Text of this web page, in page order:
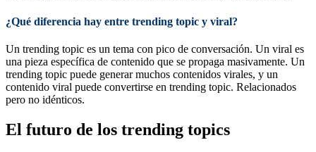
¿Qué diferencia hay entre trending topic y viral?
Un trending topic es un tema con pico de conversación. Un viral es
una pieza específica de contenido que se propaga masivamente. Un
trending topic puede generar muchos contenidos virales, y un
contenido viral puede convertirse en trending topic. Relacionados
pero no idénticos.
El futuro de los trending topics